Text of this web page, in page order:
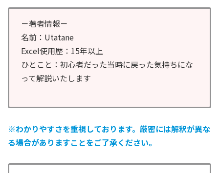
－著者情報－
名前：Utatane
Excel使用歴：15年以上
ひとこと：初心者だった当時に戻った気持ちにな
って解説いたします
※わかりやすさを重視しております。厳密には解釈が異な
る場合がありますことをご了承ください。